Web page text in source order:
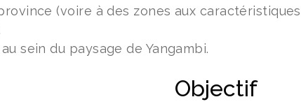
(voire à des zones aux caractéristiques
sein du paysage de Yangambi.
Objectif